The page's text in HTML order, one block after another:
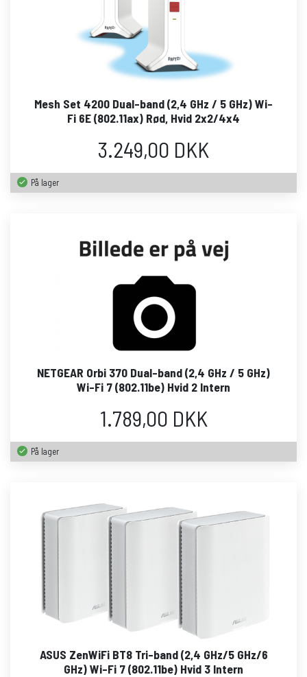
Mesh Set 4200 Dual-band (2,4 GHz / 5 GHz) Wi-
Fi 6E (802.11ax) Rød, Hvid 2x2/4x4
3.249,00 DKK
På lager
NETGEAR Orbi 370 Dual-band (2,4 GHz / 5 GHz)
Wi-Fi 7 (802.11be) Hvid 2 Intern
1.789,00 DKK
På lager
ASUS ZenWiFi BT8 Tri-band (2,4 GHz/5 GHz/6
GHz) Wi-Fi 7 (802.11be) Hvid 3 Intern